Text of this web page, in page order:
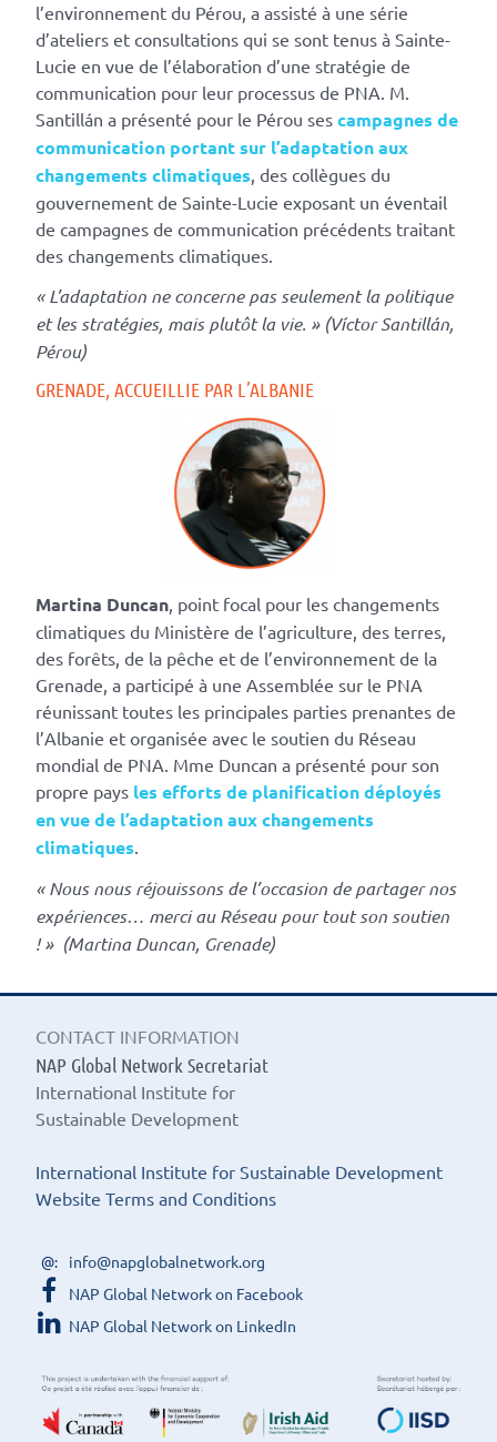
l’environnement du Pérou, a assisté à une série
d’ateliers et consultations qui se sont tenus à Sainte-
Lucie en vue de l’élaboration d’une stratégie de
communication pour leur processus de PNA. M.
Santillán a présenté pour le Pérou ses campagnes de
communication portant sur l’adaptation aux
changements climatiques, des collègues du
gouvernement de Sainte-Lucie exposant un éventail
de campagnes de communication précédents traitant
des changements climatiques.
« L’adaptation ne concerne pas seulement la politique
et les stratégies, mais plutôt la vie. » (Víctor Santillán,
Pérou)
GRENADE, ACCUEILLIE PAR L’ALBANIE
Martina Duncan, point focal pour les changements
climatiques du Ministère de l’agriculture, des terres,
des forêts, de la pêche et de l’environnement de la
Grenade, a participé à une Assemblée sur le PNA
réunissant toutes les principales parties prenantes de
l’Albanie et organisée avec le soutien du Réseau
mondial de PNA. Mme Duncan a présenté pour son
propre pays les efforts de planification déployés
en vue de l’adaptation aux changements
climatiques.
« Nous nous réjouissons de l’occasion de partager nos
expériences… merci au Réseau pour tout son soutien
! » (Martina Duncan, Grenade)
CONTACT INFORMATION
NAP Global Network Secretariat
International Institute for
Sustainable Development
International Institute for Sustainable Development
Website Terms and Conditions
info@napglobalnetwork.org
NAP Global Network on Facebook
NAP Global Network on LinkedIn